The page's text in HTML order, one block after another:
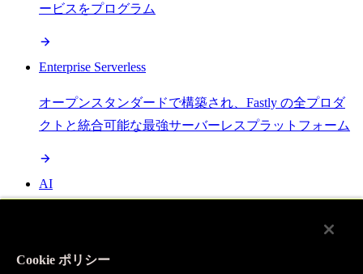
ービスをプログラム
Enterprise Serverless
オープンスタンダードで構築され、Fastly の全プロダ
クトと統合可能な最強サーバーレスプラットフォーム
AI
Cookie ポリシー